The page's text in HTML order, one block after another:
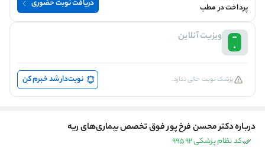
پرداخت در مطب دریافت نوبت حضوری
ویزیت آنلاین
پزشک نوبت خالی ندارد. نوبت‌دار شد خبرم کن
درباره دکتر محسن فرخ پور فوق تخصص بیماری‌های ریه
کد نظام پزشکی 99592